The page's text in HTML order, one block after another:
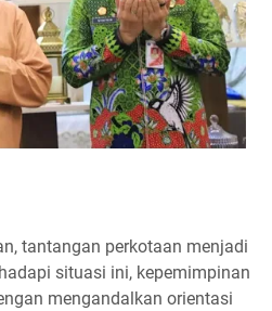
tantangan perkotaan menjadi
situasi ini, kepemimpinan
mengandalkan orientasi